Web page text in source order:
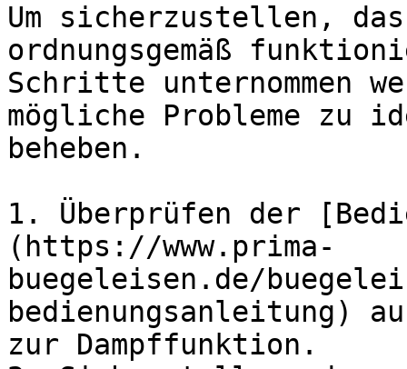
Um sicherzustellen,
ordnungsgemäß
Schritte unternommen
mögliche Probleme zu
beheben.
1. Überprüfen der
(https://www.prima-
buegeleisen.de/
bedienungsanleitung)
zur Dampffunktion.